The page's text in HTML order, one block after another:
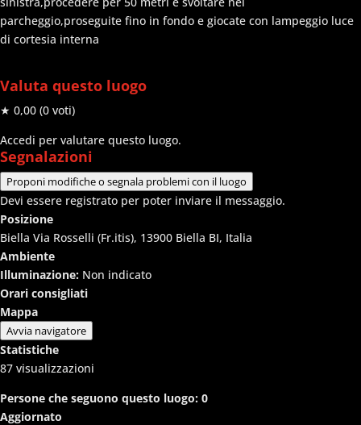
parcheggio,proseguite fino in fondo e giocate con lampeggio luce
di cortesia interna
Valuta questo luogo
★ 0,00 (0 voti)
Accedi per valutare questo luogo.
Segnalazioni
Proponi modifiche o segnala problemi con il luogo
Devi essere registrato per poter inviare il messaggio.
Posizione
Biella Via Rosselli (Fr.itis), 13900 Biella BI, Italia
Ambiente
Illuminazione: Non indicato
Orari consigliati
Mappa
Avvia navigatore
Statistiche
87 visualizzazioni
Persone che seguono questo luogo: 0
Aggiornato